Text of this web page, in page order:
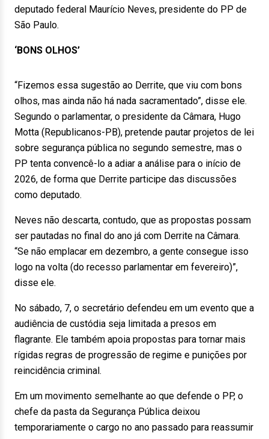
deputado federal Maurício Neves, presidente do PP de
São Paulo.
‘BONS OLHOS’
“Fizemos essa sugestão ao Derrite, que viu com bons
olhos, mas ainda não há nada sacramentado”, disse ele.
Segundo o parlamentar, o presidente da Câmara, Hugo
Motta (Republicanos-PB), pretende pautar projetos de lei
sobre segurança pública no segundo semestre, mas o
PP tenta convencê-lo a adiar a análise para o início de
2026, de forma que Derrite participe das discussões
como deputado.
Neves não descarta, contudo, que as propostas possam
ser pautadas no final do ano já com Derrite na Câmara.
“Se não emplacar em dezembro, a gente consegue isso
logo na volta (do recesso parlamentar em fevereiro)”,
disse ele.
No sábado, 7, o secretário defendeu em um evento que a
audiência de custódia seja limitada a presos em
flagrante. Ele também apoia propostas para tornar mais
rígidas regras de progressão de regime e punições por
reincidência criminal.
Em um movimento semelhante ao que defende o PP, o
chefe da pasta da Segurança Pública deixou
temporariamente o cargo no ano passado para reassumir